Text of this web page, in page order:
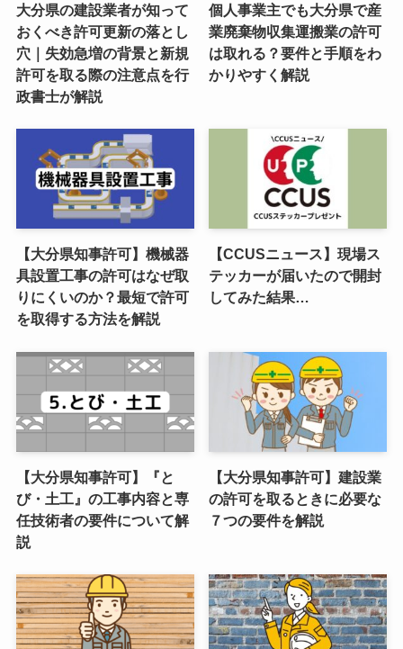
大分県の建設業者が知って
おくべき許可更新の落とし
穴｜失効急増の背景と新規
許可を取る際の注意点を行
政書士が解説
個人事業主でも大分県で産
業廃棄物収集運搬業の許可
は取れる？要件と手順をわ
かりやすく解説
【大分県知事許可】機械器
具設置工事の許可はなぜ取
りにくいのか？最短で許可
を取得する方法を解説
【CCUSニュース】現場ス
テッカーが届いたので開封
してみた結果…
【大分県知事許可】『と
び・土工』の工事内容と専
任技術者の要件について解
説
【大分県知事許可】建設業
の許可を取るときに必要な
７つの要件を解説